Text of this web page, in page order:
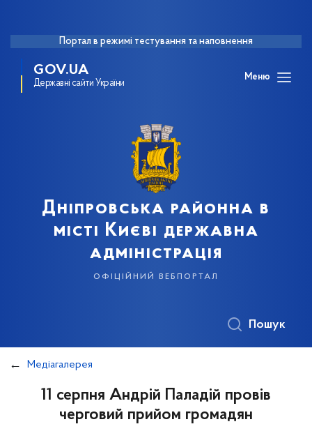
Портал в режимі тестування та наповнення
GOV.UA
Державні сайти України
Меню
Дніпровська районна в
місті Києві державна
адміністрація
офіційний вебпортал
Пошук
Медіагалерея
11 серпня Андрій Паладій провів
черговий прийом громадян